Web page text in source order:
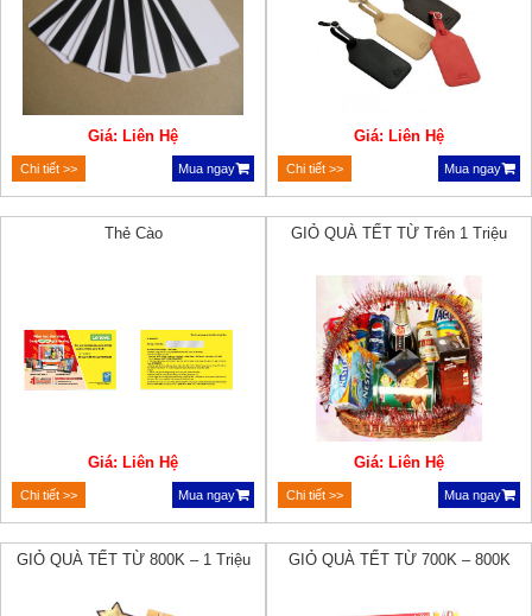
Giá: Liên Hệ
Chi tiết >> Mua ngay
Giá: Liên Hệ
Chi tiết >> Mua ngay
Thẻ Cào
Giá: Liên Hệ
Chi tiết >> Mua ngay
GIỎ QUÀ TẾT TỪ Trên 1 Triệu
Giá: Liên Hệ
Chi tiết >> Mua ngay
GIỎ QUÀ TẾT TỪ 800K – 1 Triệu GIỎ QUÀ TẾT TỪ 700K – 800K